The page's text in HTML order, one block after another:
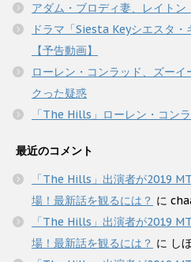
アダム・ブロディ妻、レイト
ドラマ「Siesta Keyシエスタ・
【予告動画】
ローレン・コンラッド、ズー
クった疑惑
「The Hills」ローレン・コン
最近のコメント
「The Hills」出演者が2019
場！最新話を観るには？ に
「The Hills」出演者が2019
場！最新話を観るには？ に しほ